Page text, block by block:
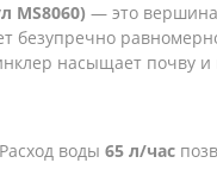
MS8060) — это
безупречно
насыщает почву
Расход воды 65 л/час